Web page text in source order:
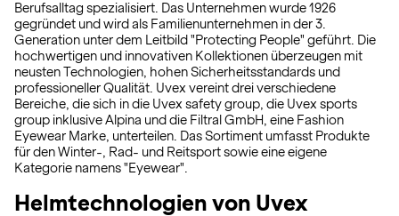
Berufsalltag spezialisiert. Das Unternehmen wurde 1926
gegründet und wird als Familienunternehmen in der 3.
Generation unter dem Leitbild "Protecting People" geführt. Die
hochwertigen und innovativen Kollektionen überzeugen mit
neusten Technologien, hohen Sicherheitsstandards und
professioneller Qualität. Uvex vereint drei verschiedene
Bereiche, die sich in die Uvex safety group, die Uvex sports
group inklusive Alpina und die Filtral GmbH, eine Fashion
Eyewear Marke, unterteilen. Das Sortiment umfasst Produkte
für den Winter-, Rad- und Reitsport sowie eine eigene
Kategorie namens "Eyewear".
Helmtechnologien von Uvex